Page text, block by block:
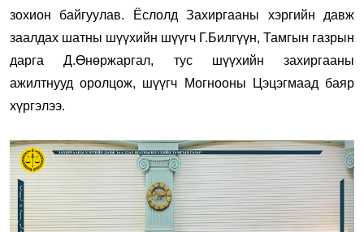
зохион байгуулав. Ёслолд Захиргааны хэргийн давж
заалдах шатны шүүхийн шүүгч Г.Билгүүн, Тамгын газрын
дарга Д.Өнөржаргал, тус шүүхийн захиргааны
ажилтнууд оролцож, шүүгч Могнооны Цэцэгмаад баяр
хүргэлээ.